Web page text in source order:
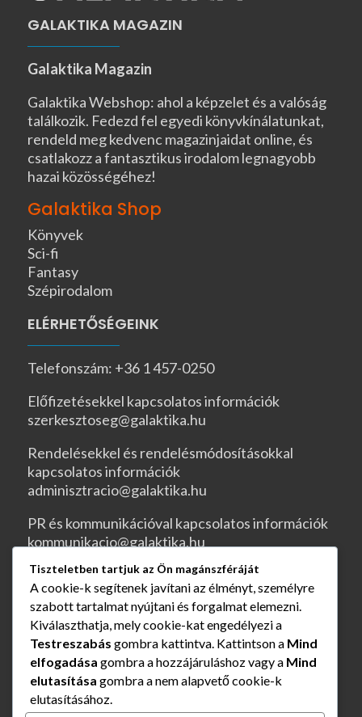
GALAKTIKA MAGAZIN
Galaktika Magazin
Galaktika Webshop: ahol a képzelet és a valóság
találkozik. Fedezd fel egyedi könyvkínálatunkat,
rendeld meg kedvenc magazinjaidat online, és
csatlakozz a fantasztikus irodalom legnagyobb
hazai közösségéhez!
Galaktika Shop
Könyvek
Sci-fi
Fantasy
Szépirodalom
ELÉRHETŐSÉGEINK
Telefonszám: +36 1 457-0250
Előfizetésekkel kapcsolatos információk
szerkesztoseg@galaktika.hu
Rendelésekkel és rendelésmódosításokkal
kapcsolatos információk
adminisztracio@galaktika.hu
PR és kommunikációval kapcsolatos információk
kommunikacio@galaktika.hu
JOGI OLDALAK
ÁSZF
Rendelés és szállítás
Adatvédelmi nyilatkozat
Tiszteletben tartjuk az Ön magánszféráját
A cookie-k segítenek javítani az élményt, személyre
szabott tartalmat nyújtani és forgalmat elemezni.
Kiválaszthatja, mely cookie-kat engedélyezi a
Testreszabás gombra kattintva. Kattintson a Mind
elfogadása gombra a hozzájáruláshoz vagy a Mind
elutasítása gombra a nem alapvető cookie-k
elutasításához.